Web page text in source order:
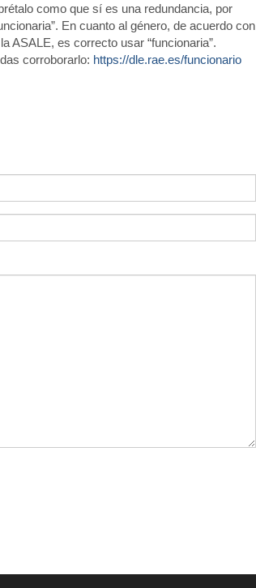
como que sí es una redundancia, por
En cuanto al género, de acuerdo con
ASALE, es correcto usar “funcionaria”.
corroborarlo: https://dle.rae.es/funcionario